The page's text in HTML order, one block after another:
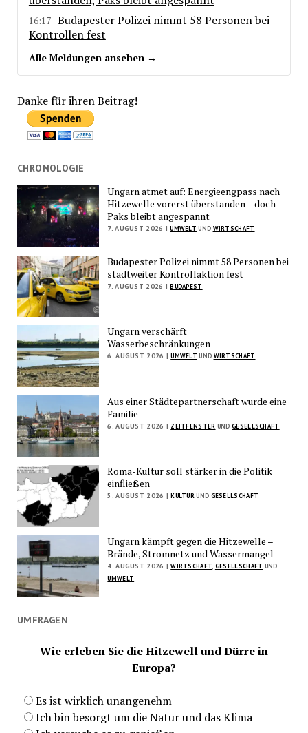
16:17 Budapester Polizei nimmt 58 Personen bei
Kontrollen fest
Alle Meldungen ansehen →
Danke für ihren Beitrag!
CHRONOLOGIE
Ungarn atmet auf: Energieengpass nach
Hitzewelle vorerst überstanden – doch
Paks bleibt angespannt
7. AUGUST 2026 | UMWELT UND WIRTSCHAFT
Budapester Polizei nimmt 58 Personen bei
stadtweiter Kontrollaktion fest
7. AUGUST 2026 | BUDAPEST
Ungarn verschärft
Wasserbeschränkungen
6. AUGUST 2026 | UMWELT UND WIRTSCHAFT
Aus einer Städtepartnerschaft wurde eine
Familie
6. AUGUST 2026 | ZEITFENSTER UNDGESELLSCHAFT
Roma-Kultur soll stärker in die Politik
einfließen
5. AUGUST 2026 | KULTURUND GESELLSCHAFT
Ungarn kämpft gegen die Hitzewelle –
Brände, Stromnetz und Wassermangel
4. AUGUST 2026 | WIRTSCHAFT GESELLSCHAFT UND
UMWELT
UMFRAGEN
Wie erleben Sie die Hitzewell und Dürre in
Europa?
Es ist wirklich unangenehm
Ich bin besorgt um die Natur und das Klima